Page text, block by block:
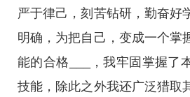
严于律己，刻苦钻研，勤奋好
明确，为把自己，变成一个掌
能的合格___，我牢固掌握了
技能，除此之外我还广泛猎取